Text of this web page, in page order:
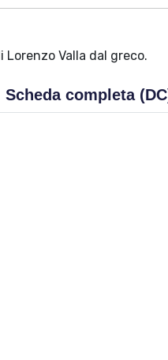
Valla dal greco.
Scheda completa